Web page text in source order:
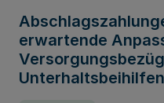
erwartende